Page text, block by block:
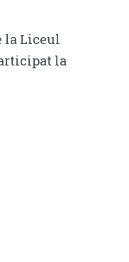
la Liceul
la